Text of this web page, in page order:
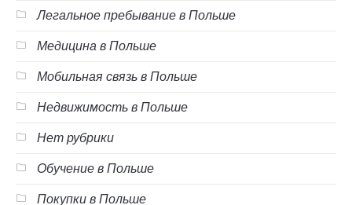
Легальное пребывание в Польше
Медицина в Польше
Мобильная связь в Польше
Недвижимость в Польше
Нет рубрики
Обучение в Польше
Покупки в Польше